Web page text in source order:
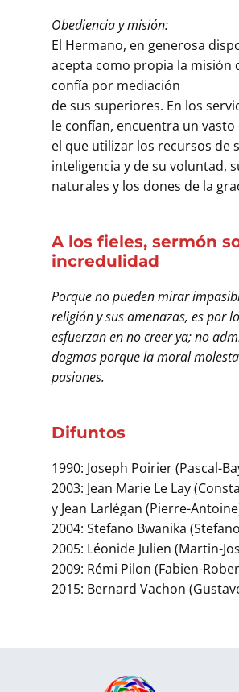
Obediencia y misión:
El Hermano, en generosa
acepta como propia la misión
confía por mediación
de sus superiores. En los
le confían, encuentra un vasto
el que utilizar los recursos de
inteligencia y de su voluntad,
naturales y los dones de la
A los fieles, sermón
incredulidad
Porque no pueden mirar
religión y sus amenazas, es por
esfuerzan en no creer ya; no
dogmas porque la moral
pasiones.
Difuntos
1990: Joseph Poirier (Pascal-
2003: Jean Marie Le Lay
y Jean Larlégan (Pierre-
2004: Stefano Bwanika
2005: Léonide Julien (Martin-
2009: Rémi Pilon (Fabien-
2015: Bernard Vachon